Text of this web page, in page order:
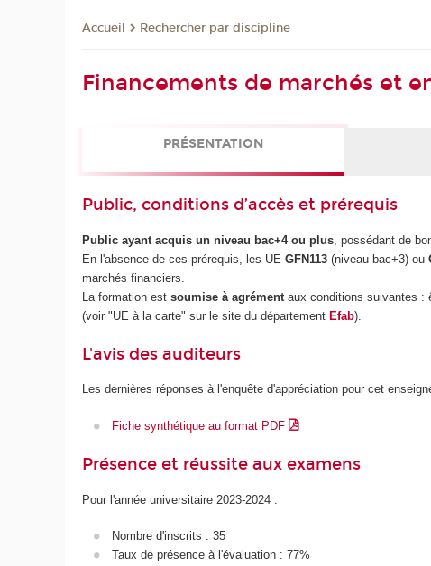
Accueil Rechercher par discipline
Financements de marchés et
PRÉSENTATION
Public, conditions d’accès et prérequis
Public ayant acquis un niveau bac+4 ou plus , possédant de
En l'absence de ces prérequis, les UEGFN113(niveau bac+3) ou
marchés financiers.
La formation estsoumise à agrément aux conditions suivantes :
(voir "UE à la carte" sur le site du départementEfab).
L'avis des auditeurs
Les dernières réponses à l'enquête d'appréciation pour cet
Fiche synthétique au format PDF
Présence et réussite aux examens
Pour l'année universitaire 2023-2024 :
Nombre d'inscrits : 35
Taux de présence à l'évaluation : 77%